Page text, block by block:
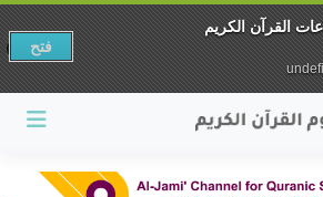
القرآن الكريم
فتح